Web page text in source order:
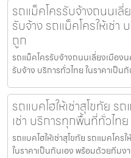
รถแม็คโครรับจ้างถนนเ
รับจ้าง รถแม็คโครให้เช่
ถูก
รถแม็คโครรับจ้างถนนเลี่ยงเมือง
รับจ้าง บริการทั่วไทย ในราคาเป็
รถแบคโฮให้เช่าสุโขทัย ร
เช่า บริการทุกพื้นที่ทั่วไท
รถแบคโฮให้เช่าสุโขทัย รถแมคโคร
ในราคาเป็นกันเอง พร้อมด้วยทีม